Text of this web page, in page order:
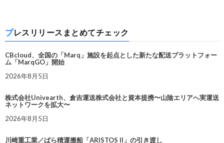
プレスリリースまとめてチェック
CBcloud、全国の「Marq」施設を起点とした新たな配送プラットフォー
ム「MarqGO」開始
2026年8月5日
株式会社Univearth、倉吉運送株式会社と資本提携〜山陰エリアへ実運送
ネットワークを拡大〜
2026年8月5日
川崎重工業／ばら積運搬船「ARISTOS II」の引き渡し